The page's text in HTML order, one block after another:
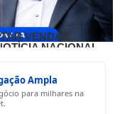
VENDAS,
NACIONAL,
Ampla
para milhares na